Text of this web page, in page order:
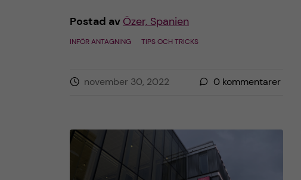
Postad av Özer, Spanien
INFÖR ANTAGNING TIPS OCH TRICKS
november 30, 2022 0 kommentarer